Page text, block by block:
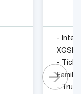
-
- Tích
Family
-